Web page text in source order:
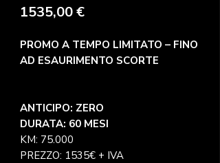
1535,00 €Precio
PROMO A TEMPO LIMITATO – FINO
AD ESAURIMENTO SCORTE
ANTICIPO: ZERO
DURATA: 60 MESI
KM: 75.000
PREZZO: 1535€ + IVA